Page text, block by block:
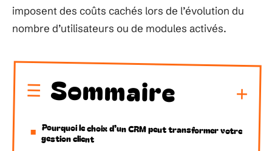
imposent des coûts cachés lors de l’évolution du
nombre d’utilisateurs ou de modules activés.
Sommaire
Pourquoi le choix d’un CRM peut transformer votre
gestion client